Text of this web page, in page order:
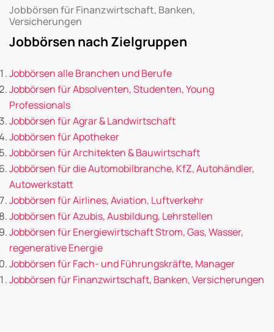
Jobbörsen für Finanzwirtschaft, Banken,
Versicherungen
Jobbörsen nach Zielgruppen
Jobbörsen alle Branchen und Berufe
Jobbörsen für Absolventen, Studenten, Young
Professionals
Jobbörsen für Agrar & Landwirtschaft
Jobbörsen für Apotheker
Jobbörsen für Architekten & Bauwirtschaft
Jobbörsen für die Automobilbranche, KfZ, Autohändler,
Autowerkstatt
Jobbörsen für Airlines, Aviation, Luftverkehr
Jobbörsen für Azubis, Ausbildung, Lehrstellen
Jobbörsen für Energiewirtschaft Strom, Gas, Wasser,
regenerative Energie
Jobbörsen für Fach- und Führungskräfte, Manager
Jobbörsen für Finanzwirtschaft, Banken, Versicherungen